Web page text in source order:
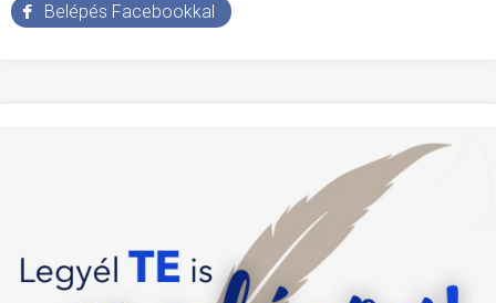
Belépés Facebookkal